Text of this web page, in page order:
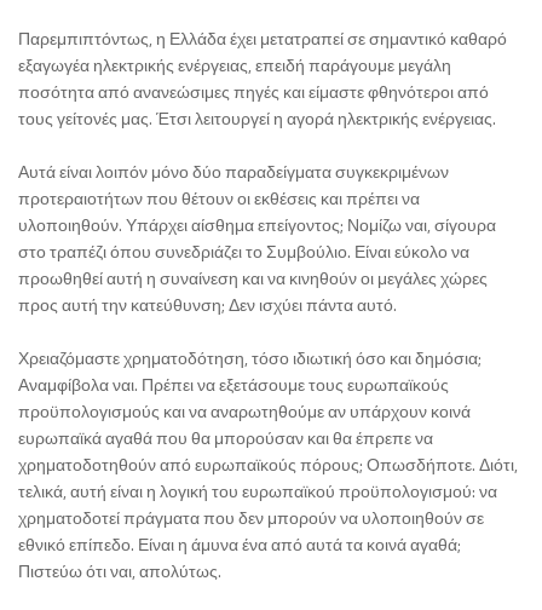
Παρεμπιπτόντως, η Ελλάδα έχει μετατραπεί σε σημαντικό καθαρό
εξαγωγέα ηλεκτρικής ενέργειας, επειδή παράγουμε μεγάλη
ποσότητα από ανανεώσιμες πηγές και είμαστε φθηνότεροι από
τους γείτονές μας. Έτσι λειτουργεί η αγορά ηλεκτρικής ενέργειας.
Αυτά είναι λοιπόν μόνο δύο παραδείγματα συγκεκριμένων
προτεραιοτήτων που θέτουν οι εκθέσεις και πρέπει να
υλοποιηθούν. Υπάρχει αίσθημα επείγοντος; Νομίζω ναι, σίγουρα
στο τραπέζι όπου συνεδριάζει το Συμβούλιο. Είναι εύκολο να
προωθηθεί αυτή η συναίνεση και να κινηθούν οι μεγάλες χώρες
προς αυτή την κατεύθυνση; Δεν ισχύει πάντα αυτό.
Χρειαζόμαστε χρηματοδότηση, τόσο ιδιωτική όσο και δημόσια;
Αναμφίβολα ναι. Πρέπει να εξετάσουμε τους ευρωπαϊκούς
προϋπολογισμούς και να αναρωτηθούμε αν υπάρχουν κοινά
ευρωπαϊκά αγαθά που θα μπορούσαν και θα έπρεπε να
χρηματοδοτηθούν από ευρωπαϊκούς πόρους; Οπωσδήποτε. Διότι,
τελικά, αυτή είναι η λογική του ευρωπαϊκού προϋπολογισμού: να
χρηματοδοτεί πράγματα που δεν μπορούν να υλοποιηθούν σε
εθνικό επίπεδο. Είναι η άμυνα ένα από αυτά τα κοινά αγαθά;
Πιστεύω ότι ναι, απολύτως.